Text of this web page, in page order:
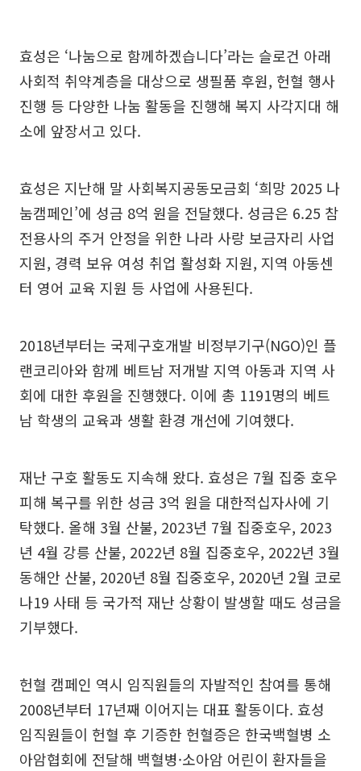
효성은 ‘나눔으로 함께하겠습니다’라는 슬로건 아래
사회적 취약계층을 대상으로 생필품 후원, 헌혈 행사
진행 등 다양한 나눔 활동을 진행해 복지 사각지대 해
소에 앞장서고 있다.
효성은 지난해 말 사회복지공동모금회 ‘희망 2025 나
눔캠페인’에 성금 8억 원을 전달했다. 성금은 6.25 참
전용사의 주거 안정을 위한 나라 사랑 보금자리 사업
지원, 경력 보유 여성 취업 활성화 지원, 지역 아동센
터 영어 교육 지원 등 사업에 사용된다.
2018년부터는 국제구호개발 비정부기구(NGO)인 플
랜코리아와 함께 베트남 저개발 지역 아동과 지역 사
회에 대한 후원을 진행했다. 이에 총 1191명의 베트
남 학생의 교육과 생활 환경 개선에 기여했다.
재난 구호 활동도 지속해 왔다. 효성은 7월 집중 호우
피해 복구를 위한 성금 3억 원을 대한적십자사에 기
탁했다. 올해 3월 산불, 2023년 7월 집중호우, 2023
년 4월 강릉 산불, 2022년 8월 집중호우, 2022년 3월
동해안 산불, 2020년 8월 집중호우, 2020년 2월 코로
나19 사태 등 국가적 재난 상황이 발생할 때도 성금을
기부했다.
헌혈 캠페인 역시 임직원들의 자발적인 참여를 통해
2008년부터 17년째 이어지는 대표 활동이다. 효성
임직원들이 헌혈 후 기증한 헌혈증은 한국백혈병 소
아암협회에 전달해 백혈병·소아암 어린이 환자들을